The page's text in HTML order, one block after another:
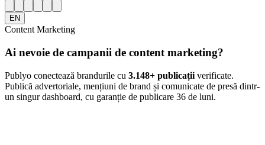
EN
Content Marketing
Ai nevoie de campanii de content marketing?
Publyo conectează brandurile cu 3.148+ publicații verificate.
Publică advertoriale, mențiuni de brand și comunicate de presă dintr-
un singur dashboard, cu garanție de publicare 36 de luni.